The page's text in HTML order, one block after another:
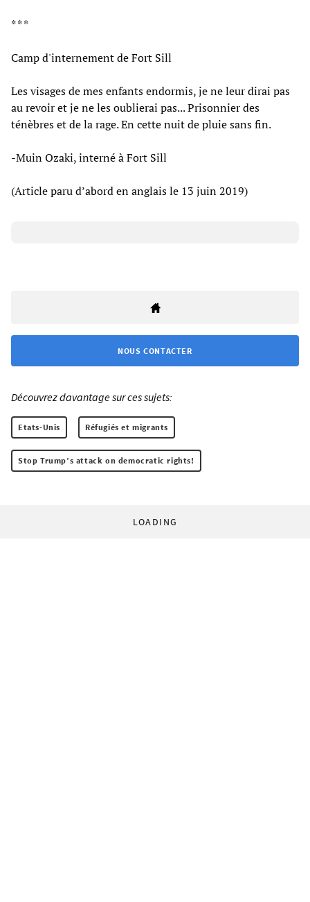
* * *
Camp d'internement de Fort Sill
Les visages de mes enfants endormis, je ne leur dirai pas
au revoir et je ne les oublierai pas... Prisonnier des
ténèbres et de la rage. En cette nuit de pluie sans fin.
-Muin Ozaki, interné à Fort Sill
(Article paru d’abord en anglais le 13 juin 2019)
NOUS CONTACTER
Découvrez davantage sur ces sujets:
Etats-Unis Réfugiés et migrants
Stop Trump’s attack on democratic rights!
LOADING